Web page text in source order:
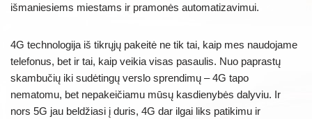
išmaniesiems miestams ir pramonės automatizavimui.
4G technologija iš tikrųjų pakeitė ne tik tai, kaip mes naudojame
telefonus, bet ir tai, kaip veikia visas pasaulis. Nuo paprastų
skambučių iki sudėtingų verslo sprendimų – 4G tapo
nematomu, bet nepakeičiamu mūsų kasdienybės dalyviu. Ir
nors 5G jau beldžiasi į duris, 4G dar ilgai liks patikimu ir